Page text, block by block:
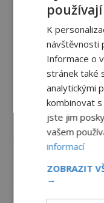
K
návštěvnosti
Informace o
stránek také
analytickými
kombinovat
jste jim
vašem
informací
ZOBRAZIT
→